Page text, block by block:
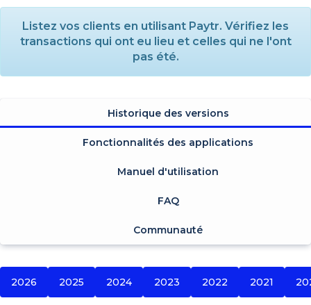
Listez vos clients en utilisant Paytr. Vérifiez les
transactions qui ont eu lieu et celles qui ne l'ont
pas été.
Historique des versions
Fonctionnalités des applications
Manuel d'utilisation
FAQ
Communauté
2026 2025 2024 2023 2022 2021